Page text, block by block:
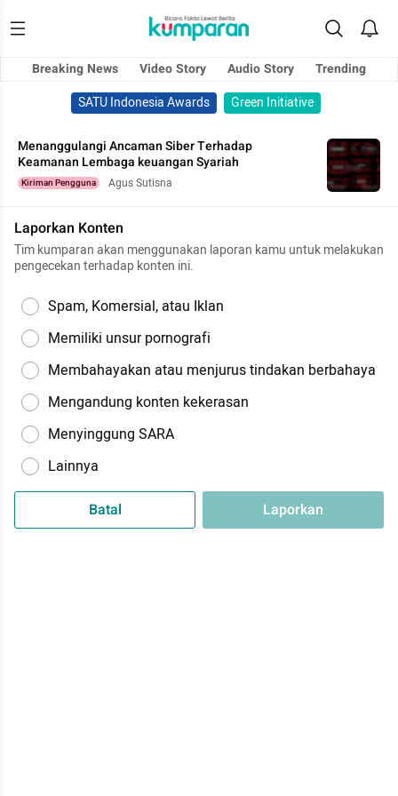
Breaking News Video Story Audio Story
Trending
SATU Indonesia Awards
Green Initiative
Menanggulangi Ancaman Siber Terhadap
Keamanan Lembaga keuangan Syariah
Kiriman Pengguna Agus Sutisna
Laporkan Konten
Tim kumparan akan menggunakan laporan kamu untuk melakukan
pengecekan terhadap konten ini.
Spam, Komersial, atau Iklan
Memiliki unsur pornografi
Membahayakan atau menjurus tindakan berbahaya
Mengandung konten kekerasan
Menyinggung SARA
Lainnya
Batal Laporkan